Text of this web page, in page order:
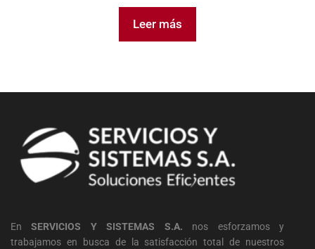
Leer más
EnSERVICIOS Y SISTEMAS S.A. nos esforzamos y
trabajamos en busca de la satisfacción total de nuestros